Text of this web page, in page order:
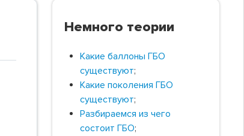
Немного теории
Какие баллоны ГБО
существуют;
Какие поколения ГБО
существуют;
Разбираемся из чего
состоит ГБО;